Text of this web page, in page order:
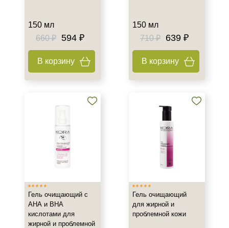
Корейская
Профессиональная
Тип кожи
Любой возраст
Показать еще
Действие
150 мл
660 ₽ 594 ₽
В корзину
150 мл
710 ₽
639 ₽
В корзину
Гель очищающий с
АНА и ВНА
кислотами для
жирной и проблемной
Гель очищающий
для жирной и
проблемной кожи